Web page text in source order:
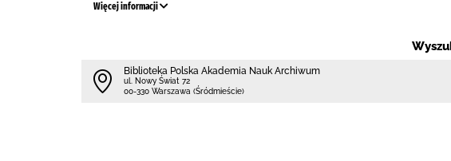
Więcej informacji
Biblioteka Polska Akademia Nauk Archiwum
ul. Nowy Świat 72
00-330 Warszawa (Śródmieście)